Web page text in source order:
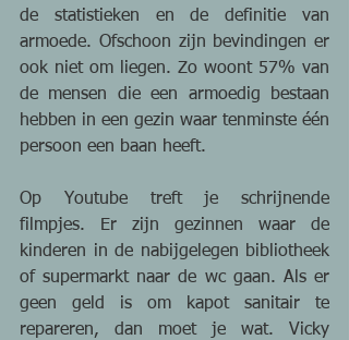
de statistieken en de definitie van
armoede. Ofschoon zijn bevindingen er
ook niet om liegen. Zo woont 57% van
de mensen die een armoedig bestaan
hebben in een gezin waar tenminste één
persoon een baan heeft.
Op Youtube treft je schrijnende
filmpjes. Er zijn gezinnen waar de
kinderen in de nabijgelegen bibliotheek
of supermarkt naar de wc gaan. Als er
geen geld is om kapot sanitair te
repareren, dan moet je wat. Vicky